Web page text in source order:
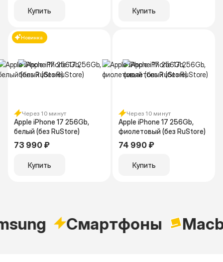
Купить Купить
Новинка
Через 10 минут
Apple iPhone 17 256Gb,
белый (без RuStore)
73 990 ₽
Купить
Через 10 минут
Apple iPhone 17 256Gb,
фиолетовый (без RuStore)
74 990 ₽
Купить
Cмартфоны